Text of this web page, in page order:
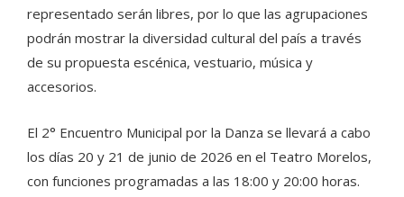
representado serán libres, por lo que las agrupaciones
podrán mostrar la diversidad cultural del país a través
de su propuesta escénica, vestuario, música y
accesorios.
El 2° Encuentro Municipal por la Danza se llevará a cabo
los días 20 y 21 de junio de 2026 en el Teatro Morelos,
con funciones programadas a las 18:00 y 20:00 horas.